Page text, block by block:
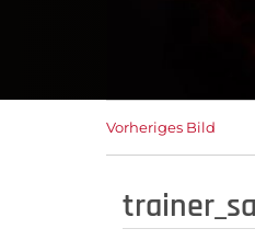
Vorheriges Bild